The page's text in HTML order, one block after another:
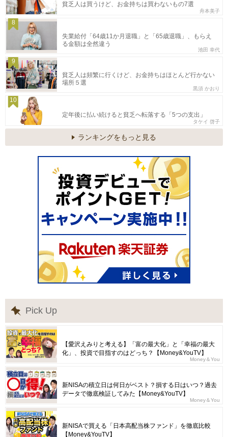
貧乏人は買うけど、お金持ちは買わないもの7選
舟本美子
8
失業給付「64歳11か月退職」と「65歳退職」、もらえ
る金額は全然違う
池田 幸代
9
貧乏人は頻繁に行くけど、お金持ちはほとんど行かない
場所５選
黒須 かおり
10
定年後に払い続けると貧乏へ転落する「5つの支出」
タケイ 啓子
ランキングをもっと見る
Pick Up
【愛沢えみりと考える】「富の最大化」と「幸福の最大
化」、投資で目指すのはどっち？【Money&YouTV】
Money＆You
新NISAの積立日は何日がベスト？損する日はいつ？過去
データで徹底検証してみた【Money&YouTV】
Money＆You
新NISAで買える「日本高配当株ファンド」を徹底比較
【Money&YouTV】